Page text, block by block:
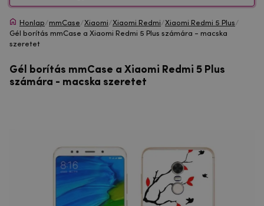
Honlap/mmCase/Xiaomi/Xiaomi Redmi/Xiaomi Redmi 5 Plus/
Gél borítás mmCase a Xiaomi Redmi 5 Plus számára - macska
szeretet
Gél borítás mmCase a Xiaomi Redmi 5 Plus
számára - macska szeretet